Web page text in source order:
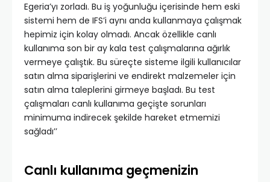
Egeria’yı zorladı. Bu iş yoğunluğu içerisinde hem eski
sistemi hem de IFS’i aynı anda kullanmaya çalışmak
hepimiz için kolay olmadı. Ancak özellikle canlı
kullanıma son bir ay kala test çalışmalarına ağırlık
vermeye çalıştık. Bu süreçte sisteme ilgili kullanıcılar
satın alma siparişlerini ve endirekt malzemeler için
satın alma taleplerini girmeye başladı. Bu test
çalışmaları canlı kullanıma geçişte sorunları
minimuma indirecek şekilde hareket etmemizi
sağladı’’
Canlı kullanıma geçmenizin